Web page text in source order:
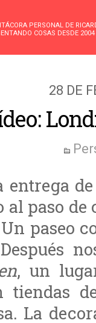
PERSONAL DE
COSAS DESDE 2004
28 DE
al paso
paseo
, un
tiendas
La